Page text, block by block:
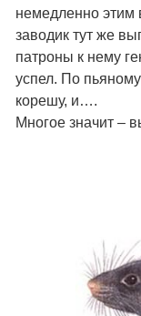
немедленно этим
заводик тут же
патроны к нему
успел. По
корешу, и….
Многое значит –